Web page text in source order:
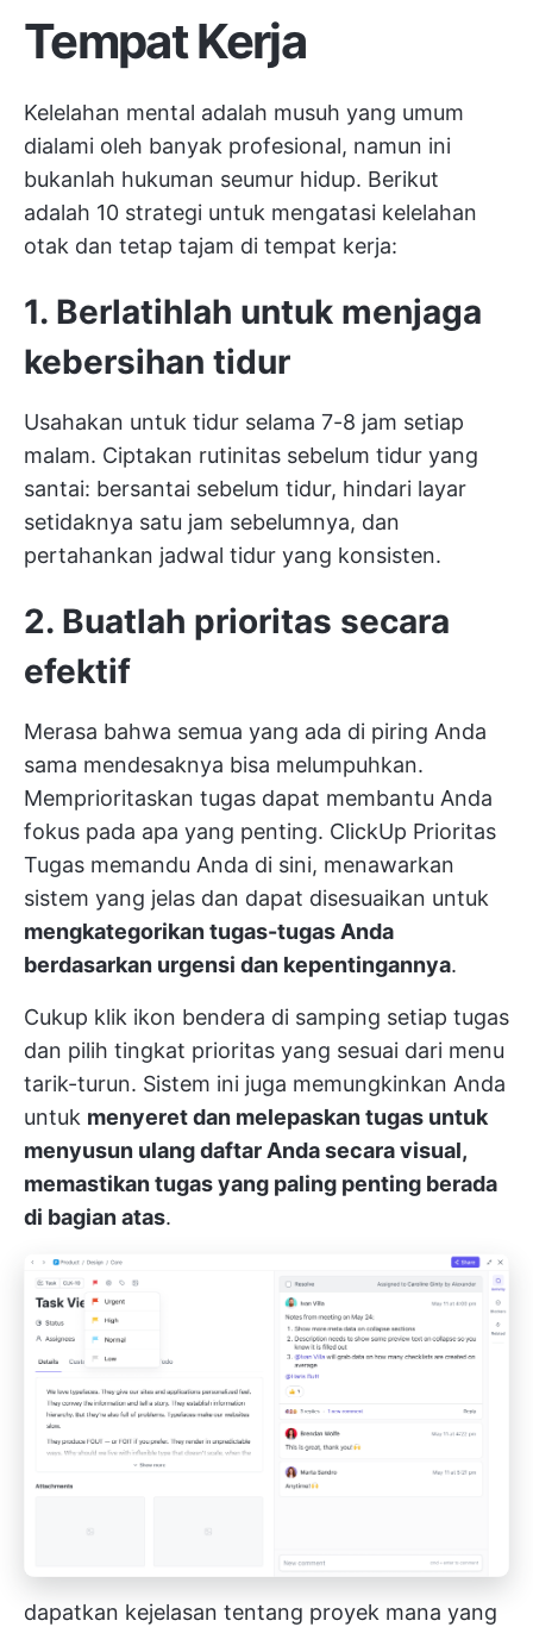
Tempat Kerja
Kelelahan mental adalah musuh yang umum
dialami oleh banyak profesional, namun ini
bukanlah hukuman seumur hidup. Berikut
adalah 10 strategi untuk mengatasi kelelahan
otak dan tetap tajam di tempat kerja:
1. Berlatihlah untuk menjaga
kebersihan tidur
Usahakan untuk tidur selama 7-8 jam setiap
malam. Ciptakan rutinitas sebelum tidur yang
santai: bersantai sebelum tidur, hindari layar
setidaknya satu jam sebelumnya, dan
pertahankan jadwal tidur yang konsisten.
2. Buatlah prioritas secara
efektif
Merasa bahwa semua yang ada di piring Anda
sama mendesaknya bisa melumpuhkan.
Memprioritaskan tugas dapat membantu Anda
fokus pada apa yang penting. ClickUp Prioritas
Tugas memandu Anda di sini, menawarkan
sistem yang jelas dan dapat disesuaikan untuk
mengkategorikan tugas-tugas Anda
berdasarkan urgensi dan kepentingannya.
Cukup klik ikon bendera di samping setiap tugas
dan pilih tingkat prioritas yang sesuai dari menu
tarik-turun. Sistem ini juga memungkinkan Anda
untuk menyeret dan melepaskan tugas untuk
menyusun ulang daftar Anda secara visual,
memastikan tugas yang paling penting berada
di bagian atas.
dapatkan kejelasan tentang proyek mana yang